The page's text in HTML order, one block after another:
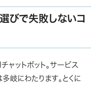
びで失敗しないコ
ャットボット。サービス
岐にわたります。とくに